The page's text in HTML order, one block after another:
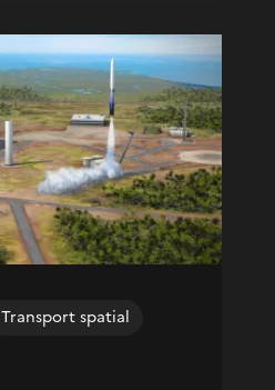
Transport spatial